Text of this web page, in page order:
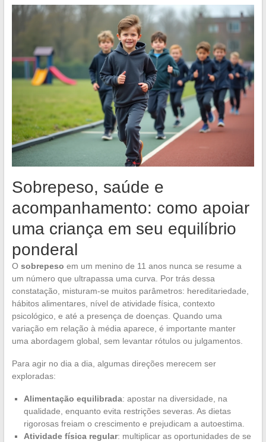
Sobrepeso, saúde e
acompanhamento: como apoiar
uma criança em seu equilíbrio
ponderal
O sobrepeso em um menino de 11 anos nunca se resume a
um número que ultrapassa uma curva. Por trás dessa
constatação, misturam-se muitos parâmetros: hereditariedade,
hábitos alimentares, nível de atividade física, contexto
psicológico, e até a presença de doenças. Quando uma
variação em relação à média aparece, é importante manter
uma abordagem global, sem levantar rótulos ou julgamentos.
Para agir no dia a dia, algumas direções merecem ser
exploradas:
Alimentação equilibrada: apostar na diversidade, na
qualidade, enquanto evita restrições severas. As dietas
rigorosas freiam o crescimento e prejudicam a autoestima.
Atividade física regular: multiplicar as oportunidades de se